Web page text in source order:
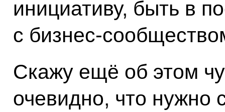
инициативу, быть в
с бизнес-
Скажу ещё об этом
очевидно, что нужно